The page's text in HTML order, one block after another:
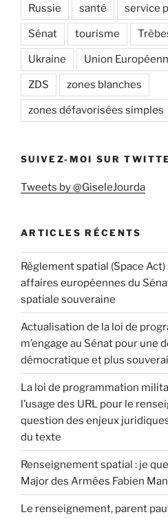
Russie santé service
Sénat tourisme
Ukraine Union
ZDS zones blanches
zones défavorisées simples
SUIVEZ-MOI SUR
Tweets by @GiseleJourda
ARTICLES RÉCENTS
Règlement spatial (Space
affaires européennes du
spatiale souveraine
Actualisation de la loi de
m’engage au Sénat pour une
démocratique et plus
La loi de programmation
l’usage des URL pour le
question des enjeux
du texte
Renseignement spatial : je
Major des Armées Fabien
Le renseignement, parent